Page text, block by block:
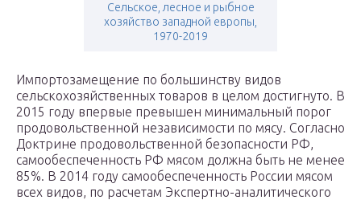
Сельское, лесное и рыбное
хозяйство западной европы,
1970-2019
Импортозамещение по большинству видов
сельскохозяйственных товаров в целом достигнуто. В
2015 году впервые превышен минимальный порог
продовольственной независимости по мясу. Согласно
Доктрине продовольственной безопасности РФ,
самообеспеченность РФ мясом должна быть не менее
85%. В 2014 году самообеспеченность России мясом
всех видов, по расчетам Экспертно-аналитического